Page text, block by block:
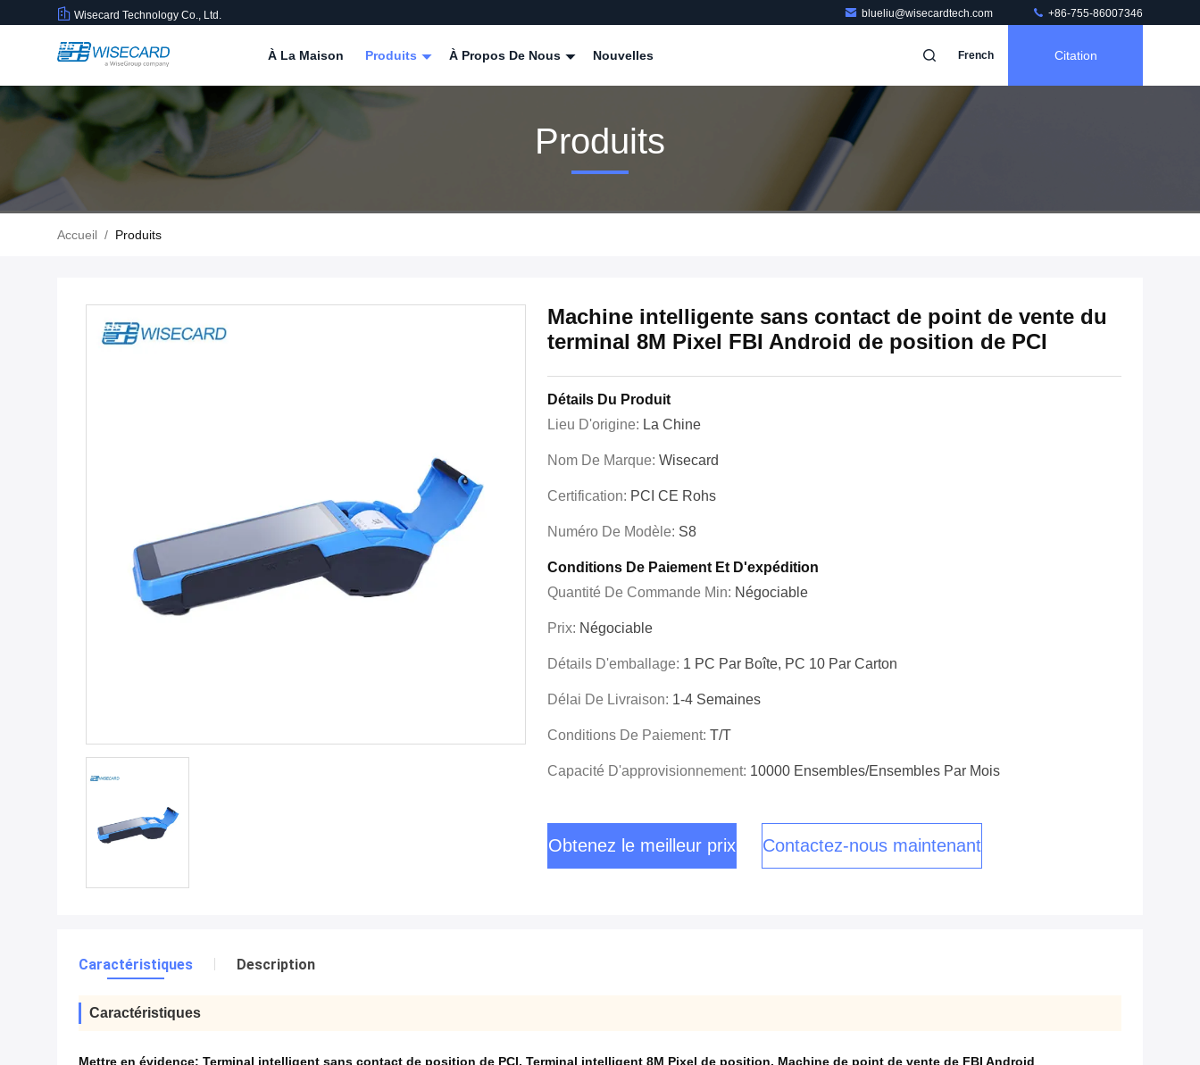
Wisecard Technology Co., Ltd. blueliu@wisecardtech.com +86-755-86007346
À La Maison Produits À Propos De Nous Nouvelles French Citation
Produits
Accueil / Produits
Machine intelligente sans contact de point de vente du
terminal 8M Pixel FBI Android de position de PCI
Détails Du Produit
Lieu D'origine: La Chine
Nom De Marque: Wisecard
Certification: PCI CE Rohs
Numéro De Modèle: S8
Conditions De Paiement Et D'expédition
Quantité De Commande Min: Négociable
Prix: Négociable
Détails D'emballage: 1 PC Par Boîte, PC 10 Par Carton
Délai De Livraison: 1-4 Semaines
Conditions De Paiement: T/T
Capacité D'approvisionnement: 10000 Ensembles/ensembles Par Mois
Obtenez le meilleur prix Contactez-nous maintenant
Caractéristiques Description
Caractéristiques
Mettre en évidence: Terminal intelligent sans contact de position de PCI, Terminal intelligent 8M Pixel de position, Machine de point de vente de FBI Android